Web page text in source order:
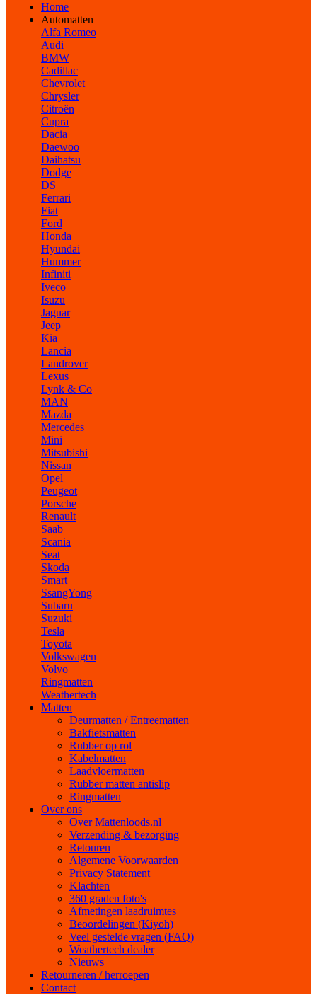
Home
Automatten
Alfa Romeo
Audi
BMW
Cadillac
Chevrolet
Chrysler
Citroën
Cupra
Dacia
Daewoo
Daihatsu
Dodge
DS
Ferrari
Fiat
Ford
Honda
Hyundai
Hummer
Infiniti
Iveco
Isuzu
Jaguar
Jeep
Kia
Lancia
Landrover
Lexus
Lynk & Co
MAN
Mazda
Mercedes
Mini
Mitsubishi
Nissan
Opel
Peugeot
Porsche
Renault
Saab
Scania
Seat
Skoda
Smart
SsangYong
Subaru
Suzuki
Tesla
Toyota
Volkswagen
Volvo
Ringmatten
Weathertech
Matten
Deurmatten / Entreematten
Bakfietsmatten
Rubber op rol
Kabelmatten
Laadvloermatten
Rubber matten antislip
Ringmatten
Over ons
Over Mattenloods.nl
Verzending & bezorging
Retouren
Algemene Voorwaarden
Privacy Statement
Klachten
360 graden foto's
Afmetingen laadruimtes
Beoordelingen (Kiyoh)
Veel gestelde vragen (FAQ)
Weathertech dealer
Nieuws
Retourneren / herroepen
Contact